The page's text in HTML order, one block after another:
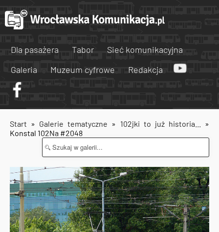
Dla pasażera Tabor
Sieć komunikacyjna
Galeria
Muzeum cyfrowe Redakcja
Start » Galerie tematyczne » 102jki to już historia...
»
Konstal 102Na #2048